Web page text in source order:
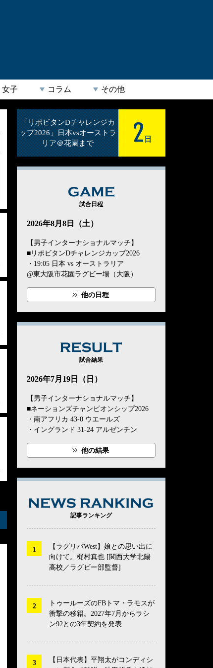
女子 コラム その他
「リポビタンDチャレンジカ
ップ2026」日本vsオーストラ
リア＠花園まで
2 日
GAME
試合日程
2026年8月8日（土）
【男子インターナショナルマッチ】
■リポビタンDチャレンジカップ2026
・19:05 日本 vs オーストラリア
@東大阪市花園ラグビー場（大阪）
他の日程
試合結果
2026年7月19日（日）
【男子インターナショナルマッチ】
■ネーションズチャンピオンシップ2026
・南アフリカ 43-0 ウエールズ
・イングランド 31-24 アルゼンチン
他の結果
記事ランキング
【ラグリパWest】娘との思い出に
向けて。梶村真也 [関西大学北陽
高校／ラグビー部監督]
トゥールーズのFBトマ・ラモスが
衝撃の移籍。2027年7月からラシ
ン92との3年契約を発表
【日本代表】平翔太がコンディシ